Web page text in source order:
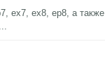
ex7, ex8, ep8, а также